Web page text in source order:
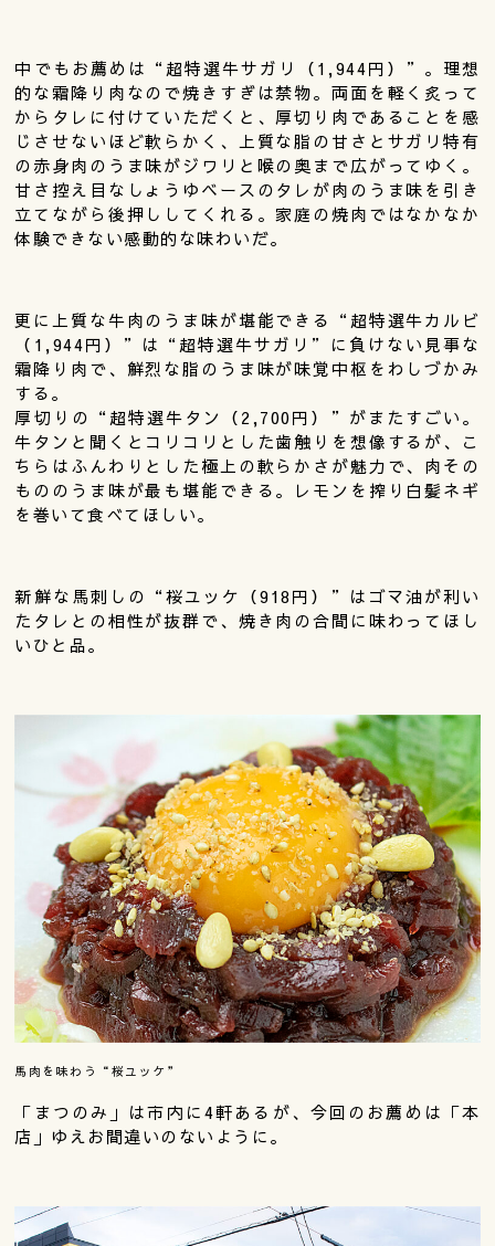
中でもお薦めは“超特選牛サガリ（1,944円）”。理想
的な霜降り肉なので焼きすぎは禁物。両面を軽く炙って
からタレに付けていただくと、厚切り肉であることを感
じさせないほど軟らかく、上質な脂の甘さとサガリ特有
の赤身肉のうま味がジワリと喉の奥まで広がってゆく。
甘さ控え目なしょうゆベースのタレが肉のうま味を引き
立てながら後押ししてくれる。家庭の焼肉ではなかなか
体験できない感動的な味わいだ。
更に上質な牛肉のうま味が堪能できる“超特選牛カルビ
（1,944円）”は“超特選牛サガリ”に負けない見事な
霜降り肉で、鮮烈な脂のうま味が味覚中枢をわしづかみ
する。
厚切りの“超特選牛タン（2,700円）”がまたすごい。
牛タンと聞くとコリコリとした歯触りを想像するが、こ
ちらはふんわりとした極上の軟らかさが魅力で、肉その
もののうま味が最も堪能できる。レモンを搾り白髪ネギ
を巻いて食べてほしい。
新鮮な馬刺しの“桜ユッケ（918円）”はゴマ油が利い
たタレとの相性が抜群で、焼き肉の合間に味わってほし
いひと品。
馬肉を味わう“桜ユッケ”
「まつのみ」は市内に4軒あるが、今回のお薦めは「本
店」ゆえお間違いのないように。